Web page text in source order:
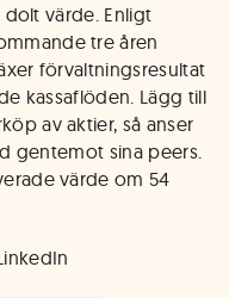
värde. Enligt
tre åren
förvaltningsresultat
kassaflöden. Lägg till
av aktier, så anser
gentemot sina peers.
värde om 54